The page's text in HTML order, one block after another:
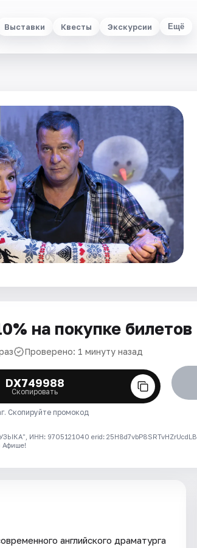
Выставки Квесты Экскурсии Ещё
на покупке билетов
Проверено: 1 минуту назад
DX749988
Скопировать
Скопируйте промокод
ИНН: 9705121040 erid: 25H8d7vbP8SRTvHZrUcdLB
Афише!
английского драматурга